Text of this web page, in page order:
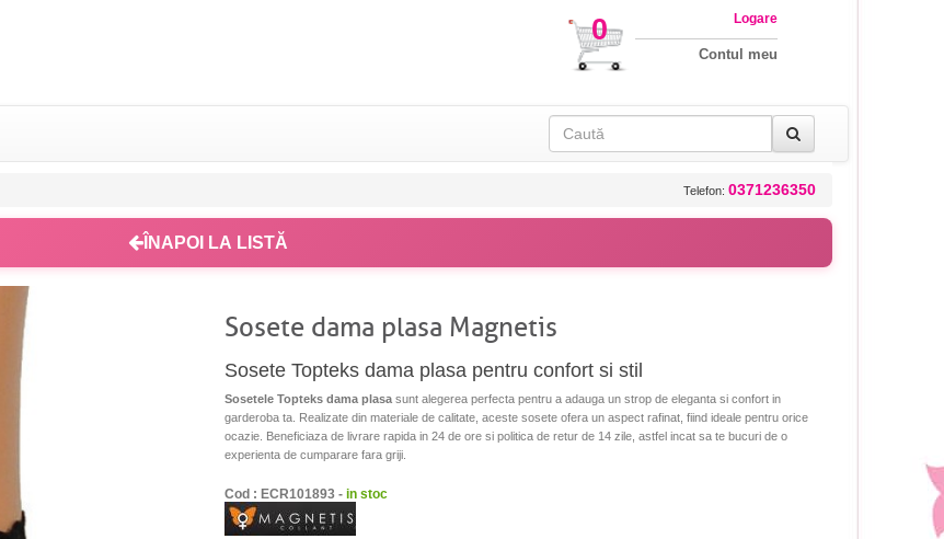
0 Logare
Contul meu
Telefon: 0371236350
ÎNAPOI LA LISTĂ
Sosete dama plasa Magnetis
Sosete Topteks dama plasa pentru confort si stil
Sosetele Topteks dama plasa sunt alegerea perfecta pentru a adauga un strop de eleganta si confort in
garderoba ta. Realizate din materiale de calitate, aceste sosete ofera un aspect rafinat, fiind ideale pentru orice
ocazie. Beneficiaza de livrare rapida in 24 de ore si politica de retur de 14 zile, astfel incat sa te bucuri de o
experienta de cumparare fara griji.
Cod : ECR101893 - in stoc